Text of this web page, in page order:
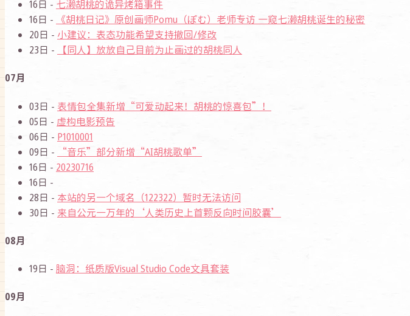
16日 - 七濑胡桃的诡异烤箱事件
16日 - 《胡桃日记》原创画师Pomu（ぽむ）老师专访 一窥七濑胡桃诞生的秘密
20日 - 小建议：表态功能希望支持撤回/修改
23日 -
【同人】放放自己目前为止画过的胡桃同人
07月
03日 - 表情包全集新增“可爱动起来！胡桃的惊喜包”！
05日 - 虚构电影预告
06日 - P1010001
09日 -
“音乐”部分新增“AI胡桃歌单”
16日 - 20230716
16日 -
28日 - 本站的另一个域名（122322）暂时无法访问
30日 - 来自公元一万年的‘人类历史上首颗反向时间胶囊’
08月
19日 - 脑洞：纸质版Visual Studio Code文具套装
09月